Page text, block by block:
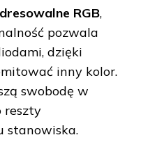
RGB,
pozwala
dzięki
inny kolor.
swobodę w
reszty
stanowiska.